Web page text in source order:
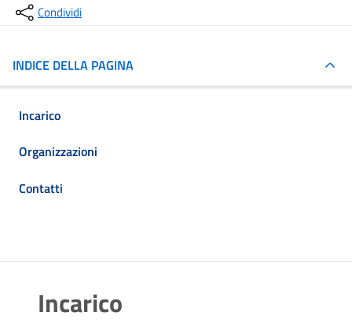
Condividi
INDICE DELLA PAGINA
Incarico
Organizzazioni
Contatti
Incarico